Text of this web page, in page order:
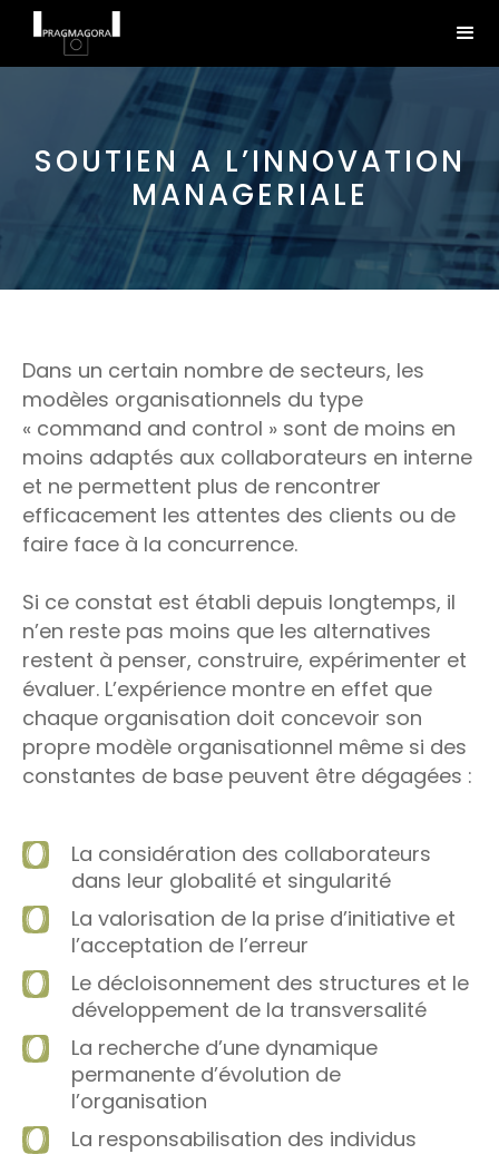
SOUTIEN A L’INNOVATION
MANAGERIALE
Dans un certain nombre de secteurs, les
modèles organisationnels du type
« command and control » sont de moins en
moins adaptés aux collaborateurs en interne
et ne permettent plus de rencontrer
efficacement les attentes des clients ou de
faire face à la concurrence.
Si ce constat est établi depuis longtemps, il
n’en reste pas moins que les alternatives
restent à penser, construire, expérimenter et
évaluer. L’expérience montre en effet que
chaque organisation doit concevoir son
propre modèle organisationnel même si des
constantes de base peuvent être dégagées :
La considération des collaborateurs
dans leur globalité et singularité
La valorisation de la prise d’initiative et
l’acceptation de l’erreur
Le décloisonnement des structures et le
développement de la transversalité
La recherche d’une dynamique
permanente d’évolution de
l’organisation
La responsabilisation des individus